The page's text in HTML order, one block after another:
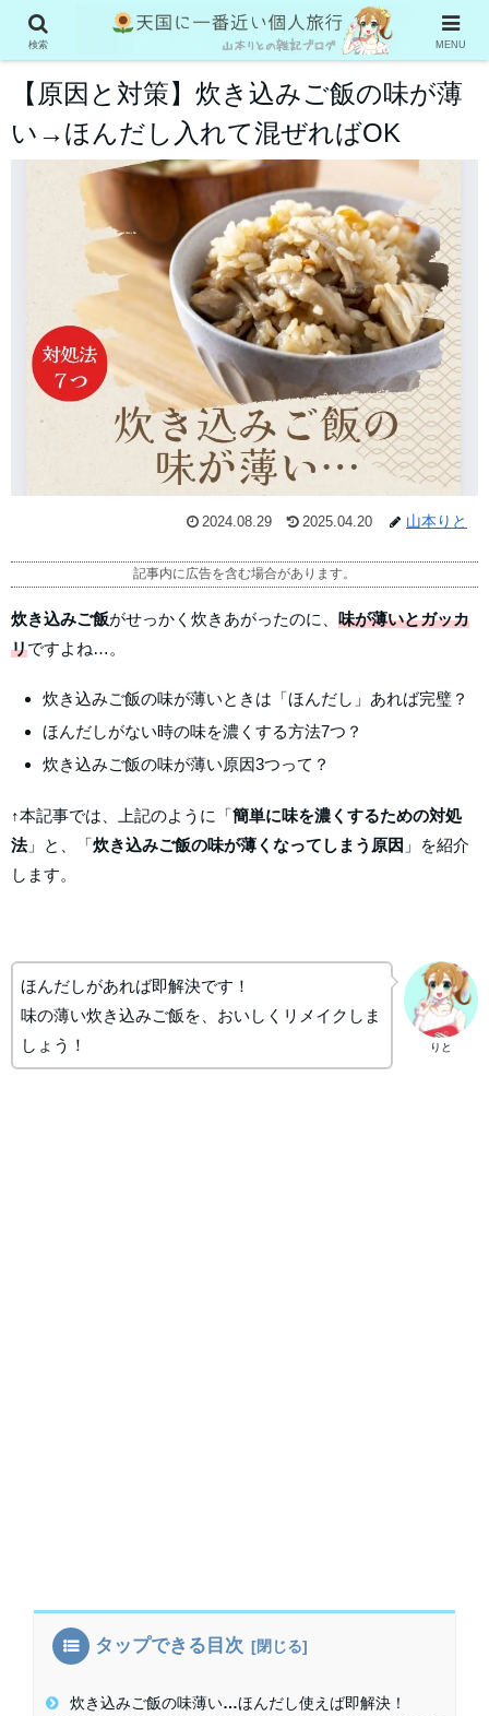
グルメ系
【原因と対策】炊き込みご飯の味が薄
い→ほんだし入れて混ぜればOK
2024.08.29 2025.04.20 山本りと
記事内に広告を含む場合があります。
炊き込みご飯がせっかく炊きあがったのに、 味が薄いとガッカ
リですよね…。
炊き込みご飯の味が薄いときは「ほんだし」あれば完璧？
ほんだしがない時の味を濃くする方法7つ？
炊き込みご飯の味が薄い原因3つって？
↑本記事では、上記のように「簡単に味を濃くするための対処
法」と、「炊き込みご飯の味が薄くなってしまう原因 」を紹介
します。
りと
ほんだしがあれば即解決です！
味の薄い炊き込みご飯を、おいしくリメイクしま
しょう！
タップできる目次
炊き込みご飯の味薄い…ほんだし使えば即解決！
検索 MENU